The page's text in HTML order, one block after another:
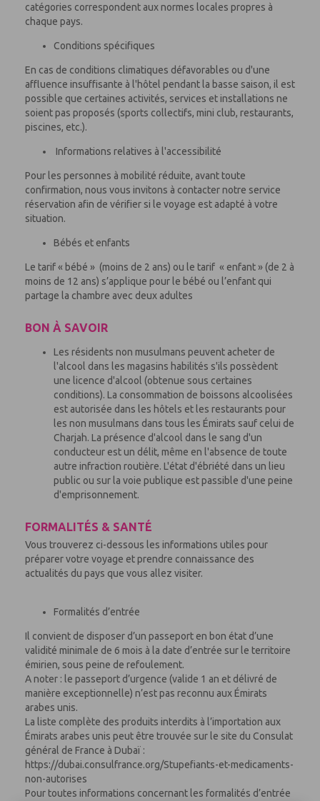
catégories correspondent aux normes locales propres à
chaque pays.
Conditions spécifiques
En cas de conditions climatiques défavorables ou d'une
affluence insuffisante à l'hôtel pendant la basse saison, il est
possible que certaines activités, services et installations ne
soient pas proposés (sports collectifs, mini club, restaurants,
piscines, etc.).
Informations relatives à l'accessibilité
Pour les personnes à mobilité réduite, avant toute
confirmation, nous vous invitons à contacter notre service
réservation afin de vérifier si le voyage est adapté à votre
situation.
Bébés et enfants
Le tarif « bébé » (moins de 2 ans) ou le tarif « enfant » (de 2 à
moins de 12 ans) s’applique pour le bébé ou l’enfant qui
partage la chambre avec deux adultes
BON À SAVOIR
Les résidents non musulmans peuvent acheter de
l'alcool dans les magasins habilités s'ils possèdent
une licence d'alcool (obtenue sous certaines
conditions). La consommation de boissons alcoolisées
est autorisée dans les hôtels et les restaurants pour
les non musulmans dans tous les Émirats sauf celui de
Charjah. La présence d'alcool dans le sang d'un
conducteur est un délit, même en l'absence de toute
autre infraction routière. L'état d'ébriété dans un lieu
public ou sur la voie publique est passible d'une peine
d'emprisonnement.
FORMALITÉS & SANTÉ
Vous trouverez ci-dessous les informations utiles pour
préparer votre voyage et prendre connaissance des
actualités du pays que vous allez visiter.
Formalités d’entrée
Il convient de disposer d’un passeport en bon état d’une
validité minimale de 6 mois à la date d’entrée sur le territoire
émirien, sous peine de refoulement.
A noter : le passeport d’urgence (valide 1 an et délivré de
manière exceptionnelle) n’est pas reconnu aux Émirats
arabes unis.
La liste complète des produits interdits à l’importation aux
Émirats arabes unis peut être trouvée sur le site du Consulat
général de France à Dubaï :
https://dubai.consulfrance.org/Stupefiants-et-medicaments-
non-autorises
Pour toutes informations concernant les formalités d’entrée